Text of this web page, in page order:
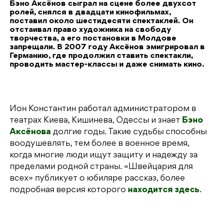
Бэно Аксёнов сыграл на сцене более двухсот
ролей, снялся в двадцати кинофильмах,
поставил около шестидесяти спектаклей. Он
отстаивал право художника на свободу
творчества, а его постановки в Молдове
запрещали. В 2007 году Аксёнов эмигрировал в
Германию, где продолжил ставить спектакли,
проводить мастер-классы и даже снимать кино.
Ион Константин работал администратором в
театрах Киева, Кишинева, Одессы и знает Бэно
Аксёнова долгие годы. Такие судьбы способны
воодушевлять, тем более в военное время,
когда многие люди ищут защиту и надежду за
пределами родной страны. «Швейцария для
всех» публикует о юбиляре рассказ, более
подробная версия которого находится здесь.